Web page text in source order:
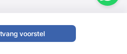
voorstel